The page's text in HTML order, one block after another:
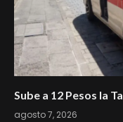
Sube a 12 Pesos la
agosto 7, 2026